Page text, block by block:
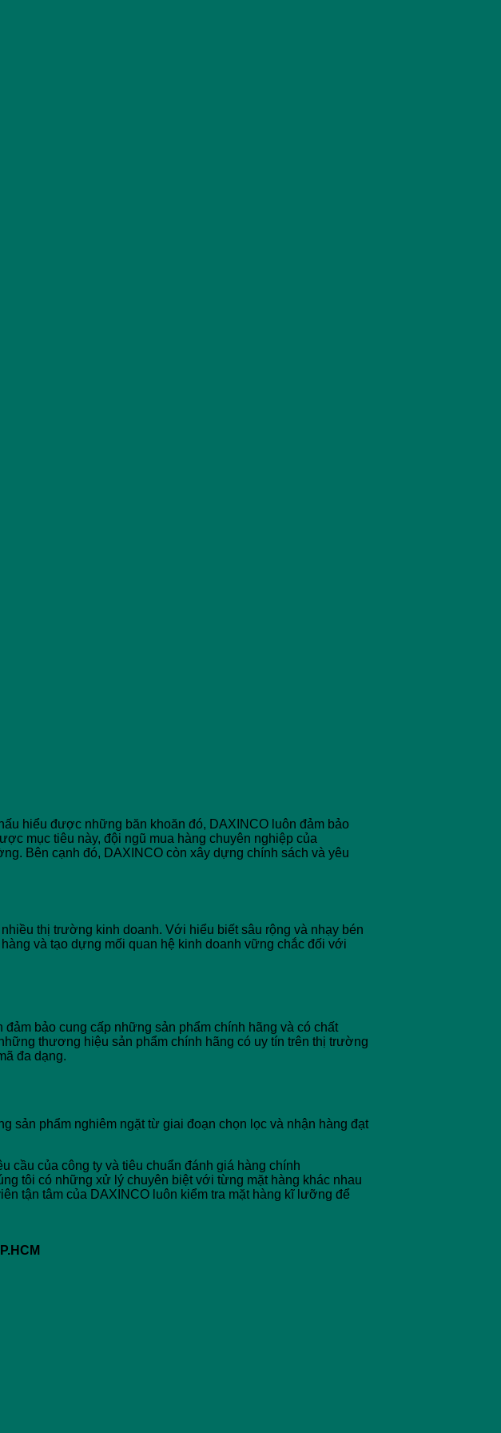
hiểu được những băn khoăn đó, DAXINCO luôn đảm bảo
mục tiêu này, đội ngũ mua hàng chuyên nghiệp của
Bên cạnh đó, DAXINCO còn xây dựng chính sách và yêu
thị trường kinh doanh. Với hiểu biết sâu rộng và nhạy bén
và tạo dựng mối quan hệ kinh doanh vững chắc đối với
bảo cung cấp những sản phẩm chính hãng và có chất
thương hiệu sản phẩm chính hãng có uy tín trên thị trường
đa dạng.
sản phẩm nghiêm ngặt từ giai đoạn chọn lọc và nhận hàng đạt
cầu của công ty và tiêu chuẩn đánh giá hàng chính
tôi có những xử lý chuyên biệt với từng mặt hàng khác nhau
tận tâm của DAXINCO luôn kiểm tra mặt hàng kĩ lưỡng để